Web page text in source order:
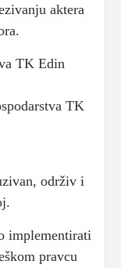
aktera
TK
održiv i
implementirati
pravcu